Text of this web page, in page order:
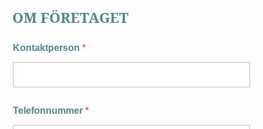
OM FÖRETAGET
Kontaktperson *
Telefonnummer *